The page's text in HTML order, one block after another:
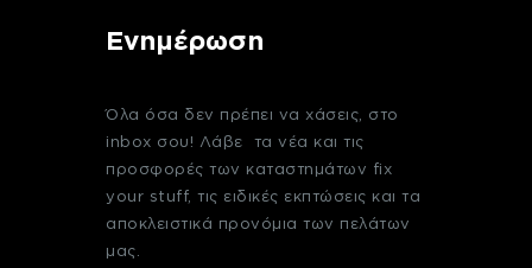
Ενημέρωση
Όλα όσα δεν πρέπει να χάσεις, στο
inbox σου! Λάβε τα νέα και τις
προσφορές των καταστημάτων fix
your stuff, τις ειδικές εκπτώσεις και τα
αποκλειστικά προνόμια των πελάτων
μας.